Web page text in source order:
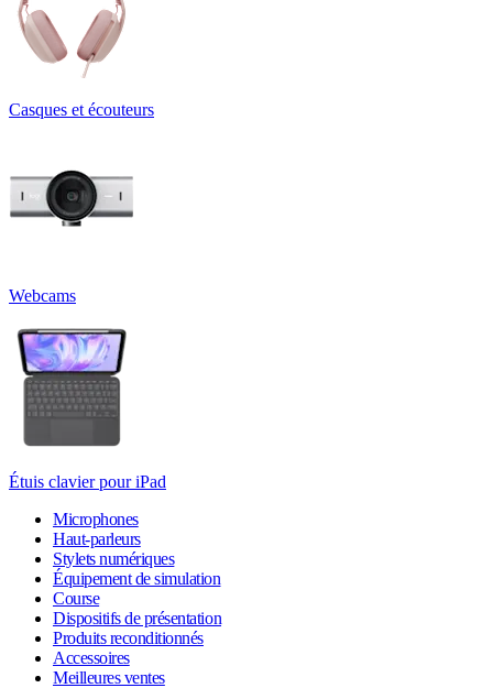
Casques et écouteurs
Webcams
Étuis clavier pour iPad
Microphones
Haut-parleurs
Stylets numériques
Équipement de simulation
Course
Dispositifs de présentation
Produits reconditionnés
Accessoires
Meilleures ventes